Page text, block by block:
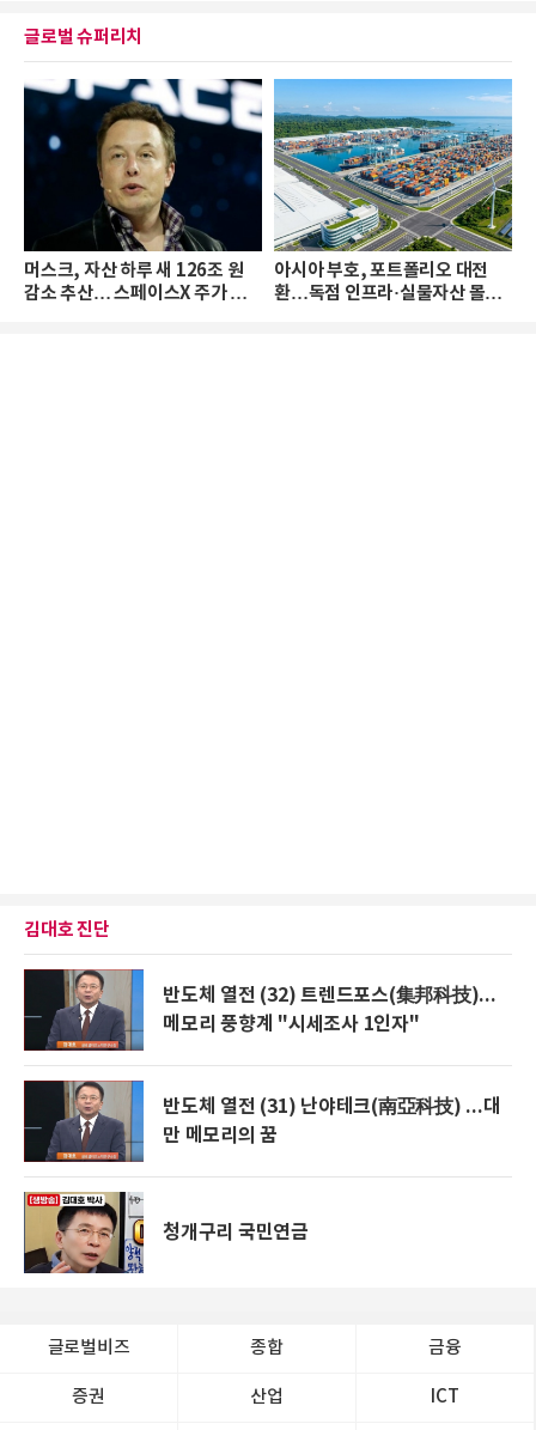
글로벌 슈퍼리치
머스크, 자산 하루 새 126조 원
감소 추산… 스페이스X 주가 하
아시아 부호, 포트폴리오 대전
환…독점 인프라·실물자산 몰린
김대호 진단
반도체 열전 (32) 트렌드포스(集邦科技)...
메모리 풍향계 "시세조사 1인자"
반도체 열전 (31) 난야테크(南亞科技) ...대
만 메모리의 꿈
청개구리 국민연금
글로벌비즈 종합 금융
증권 산업 ICT